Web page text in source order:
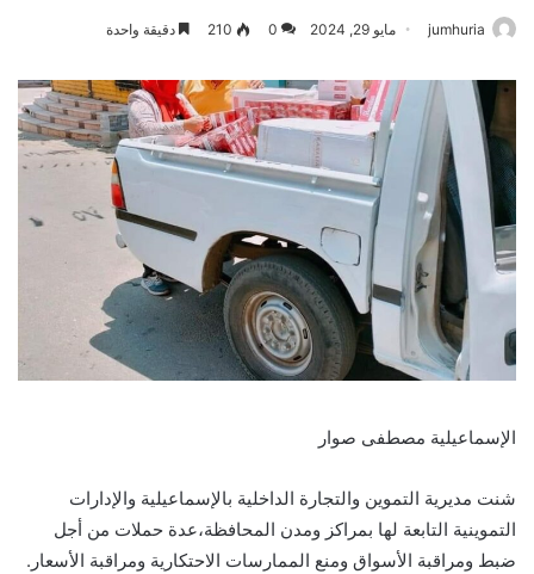
jumhuria مايو 29, 2024 0
210 دقيقة واحدة
الإسماعيلية مصطفى صوار
شنت مديرية التموين والتجارة الداخلية بالإسماعيلية والإدارات
التموينية التابعة لها بمراكز ومدن المحافظة،عدة حملات من أجل
ضبط ومراقبة الأسواق ومنع الممارسات الاحتكارية ومراقبة الأسعار.